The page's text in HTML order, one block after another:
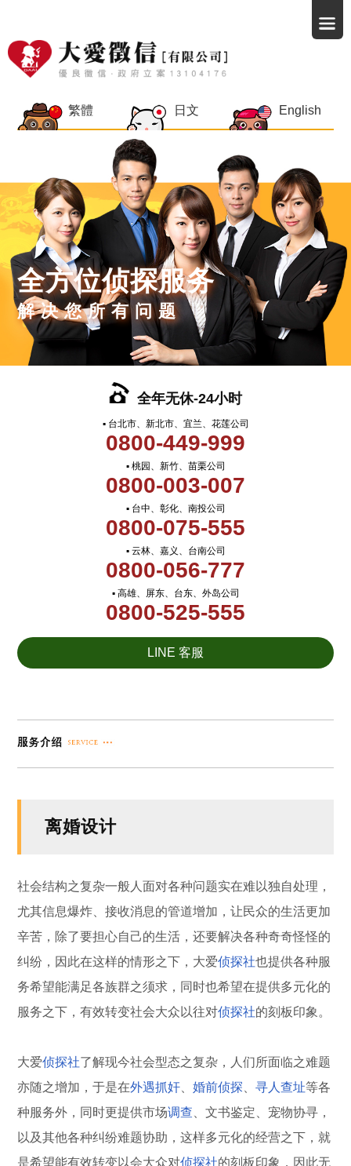
繁體 日文 English
全方位侦探服务
解决您所有问题
全年无休-24小时
▪ 台北市、新北市、宜兰、花莲公司
0800-449-999
▪ 桃园、新竹、苗栗公司
0800-003-007
▪ 台中、彰化、南投公司
0800-075-555
▪ 云林、嘉义、台南公司
0800-056-777
▪ 高雄、屏东、台东、外岛公司
0800-525-555
LINE 客服
离婚设计
社会结构之复杂一般人面对各种问题实在难以独自处理，
尤其信息爆炸、接收消息的管道增加，让民众的生活更加
辛苦，除了要担心自己的生活，还要解决各种奇奇怪怪的
纠纷，因此在这样的情形之下，大爱侦探社也提供各种服
务希望能满足各族群之须求，同时也希望在提供多元化的
服务之下，有效转变社会大众以往对侦探社的刻板印象。
大爱侦探社了解现今社会型态之复杂，人们所面临之难题
亦随之增加，于是在外遇抓奸 、婚前侦探 、寻人查址等各
种服务外，同时更提供市场调查 、文书鉴定、宠物协寻，
以及其他各种纠纷难题协助，这样多元化的经营之下，就
是希望能有效转变以会大众对侦探社的刻板印象，因此无